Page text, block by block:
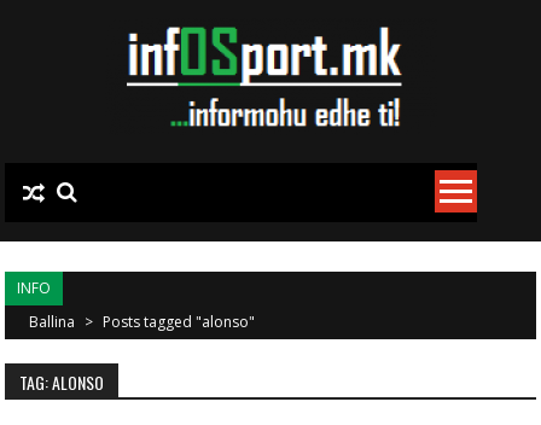
INFO
Ballina > Posts tagged "alonso"
TAG: ALONSO